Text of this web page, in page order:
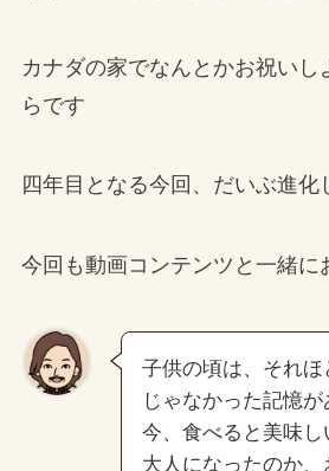
カナダの家でなんとかお祝いし
らです
四年目となる今回、だいぶ進化
今回も動画コンテンツと一緒に
子供の頃は、それほ
じゃなかった記憶
今、食べると美味し
大人になったのか、